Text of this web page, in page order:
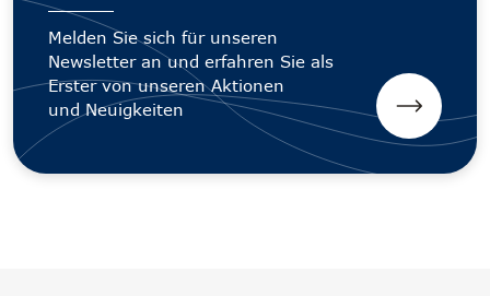
Melden Sie sich für unseren
Newsletter an und erfahren Sie als
Erster von unseren Aktionen
und Neuigkeiten